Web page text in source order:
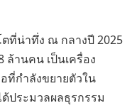
ตที่น่าทึ่ง ณ กลางปี 2025
ล้านคน เป็นเครื่อง
ที่กำลังขยายตัวใน
ประมวลผลธุรกรรม